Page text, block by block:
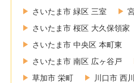
さいたま市 緑区 三室
さいたま市 桜区 大久保領家
さいたま市 中央区 本町東
さいたま市 南区 広ヶ谷戸
草加市 栄町
川口市 西